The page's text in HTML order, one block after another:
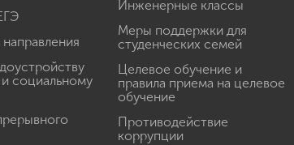
социальному
Инженерные классы
Меры поддержки для
студенческих семей
Целевое обучение и
правила приема на целевое
обучение
Противодействие
коррупции